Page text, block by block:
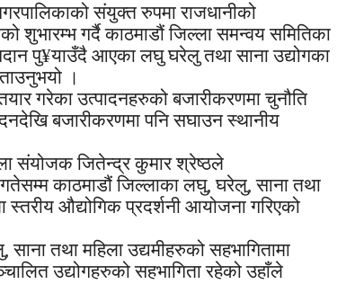
संयुक्त रुपमा राजधानीको
शुभारम्भ गर्दै काठमाडौं जिल्ला समन्वय समितिका
पु¥याउँदै आएका लघु घरेलु तथा साना उद्योगका
।
गरेका उत्पादनहरुको बजारीकरणमा चुनौति
बजारीकरणमा पनि सघाउन स्थानीय
संयोजक जितेन्द्र कुमार श्रेष्ठले
काठमाडौं जिल्लाका लघु, घरेलु, साना तथा
स्तरीय औद्योगिक प्रदर्शनी आयोजना गरिएको
तथा महिला उद्यमीहरुको सहभागितामा
उद्योगहरुको सहभागिता रहेको उहाँले